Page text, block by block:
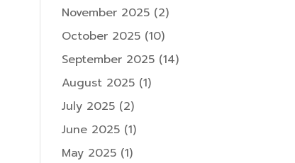
November 2025 (2)
October 2025 (10)
September 2025 (14)
August 2025 (1)
July 2025 (2)
June 2025 (1)
May 2025 (1)